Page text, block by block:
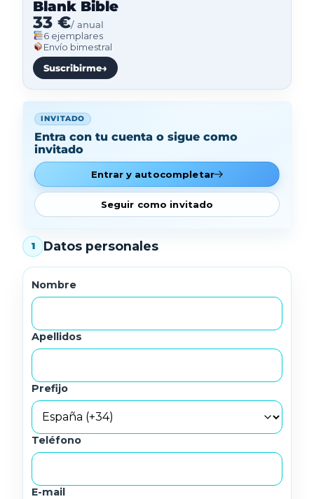
Blank Bible
33 €/ anual
6 ejemplares
Envío bimestral
Suscribirme→
INVITADO
Entra con tu cuenta o sigue como
invitado
Entrar y autocompletar
Seguir como invitado
Datos personales
Nombre
Apellidos
Prefijo
Teléfono
E-mail